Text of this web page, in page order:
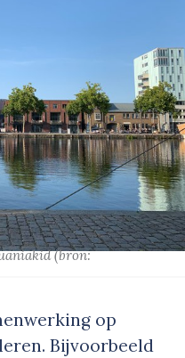
(bron:
op
Bijvoorbeeld